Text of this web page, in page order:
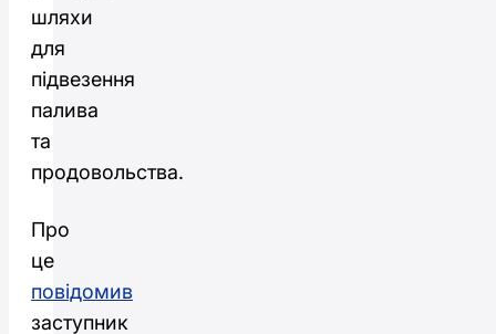
шляхи
для
підвезення
палива
та
продовольства.
Про
це
повідомив
заступник